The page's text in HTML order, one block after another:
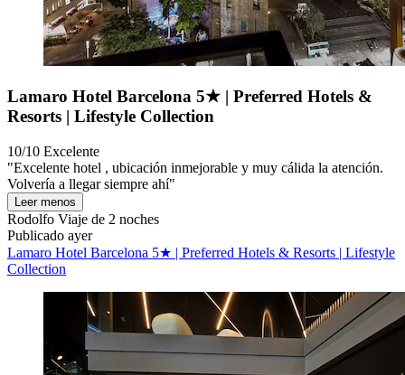
Lamaro Hotel Barcelona 5★ | Preferred Hotels &
Resorts | Lifestyle Collection
10/10 Excelente
"Excelente hotel , ubicación inmejorable y muy cálida la atención.
Volvería a llegar siempre ahí"
Leer menos
Rodolfo Viaje de 2 noches
Publicado ayer
Lamaro Hotel Barcelona 5★ | Preferred Hotels & Resorts | Lifestyle
Collection